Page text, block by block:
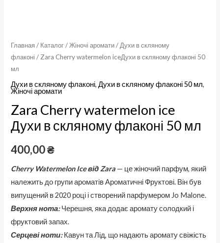
Главная / Каталог/Жіночі аромати/ Духи в скляному
флаконі / Zara Cherry watermelon iceДухи в скляному флаконі 50
мл
Духи в скляному флаконі,Духи в скляному флаконі 50 мл,
Жіночі аромати
Zara Cherry watermelon ice
Духи в скляному флаконі 50 мл
400,00₴
Cherry Watermelon Ice від Zara — це жіночий парфум, який
належить до групи ароматів Ароматичні Фруктові. Він був
випущений в 2020 році і створений парфумером Jo Malone.
Верхня нота:Черешня, яка додає аромату солодкий і
фруктовий запах.
Серцеві ноти:Кавун та Лід, що надають аромату свіжість